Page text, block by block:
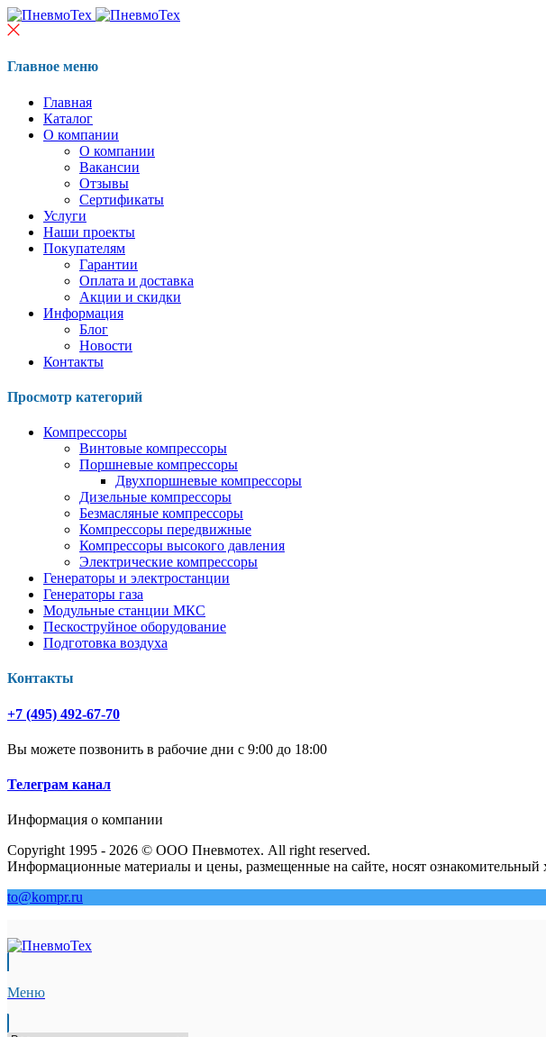
Главное меню
Главная
Каталог
О компании
О компании
Вакансии
Отзывы
Сертификаты
Услуги
Наши проекты
Покупателям
Гарантии
Оплата и доставка
Акции и скидки
Информация
Блог
Новости
Контакты
Просмотр категорий
Компрессоры
Винтовые компрессоры
Поршневые компрессоры
Двухпоршневые компрессоры
Дизельные компрессоры
Безмасляные компрессоры
Компрессоры передвижные
Компрессоры высокого давления
Электрические компрессоры
Генераторы и электростанции
Генераторы газа
Модульные станции МКС
Пескоструйное оборудование
Подготовка воздуха
Контакты
+7 (495) 492-67-70
Вы можете позвонить в рабочие дни с 9:00 до 18:00
Телеграм канал
Информация о компании
Copyright 1995 - 2026 © ООО Пневмотех. All right reserved.
Информационные материалы и цены, размещенные на сайте, носят ознакомительный
to@kompr.ru
Меню